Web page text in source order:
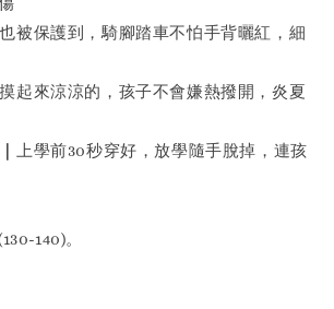
被保護到，騎腳踏車不怕手背曬紅，細
摸起來涼涼的，孩子不會嫌熱撥開，炎夏
上學前30秒穿好，放學隨手脫掉，連孩
140)。